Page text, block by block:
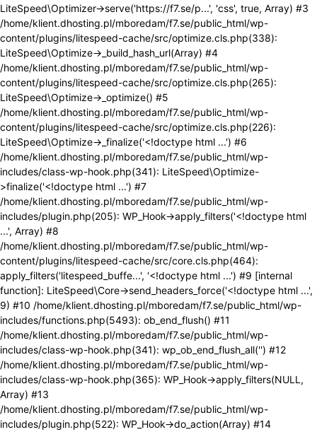
LiteSpeed\Optimizer->serve('https://f7.se/p...', 'css', true, Array) #3
/home/klient.dhosting.pl/mboredam/f7.se/public_html/wp-
content/plugins/litespeed-cache/src/optimize.cls.php(338):
LiteSpeed\Optimize->_build_hash_url(Array) #4
/home/klient.dhosting.pl/mboredam/f7.se/public_html/wp-
content/plugins/litespeed-cache/src/optimize.cls.php(265):
LiteSpeed\Optimize->_optimize() #5
/home/klient.dhosting.pl/mboredam/f7.se/public_html/wp-
content/plugins/litespeed-cache/src/optimize.cls.php(226):
LiteSpeed\Optimize->_finalize('<!doctype html ...') #6
/home/klient.dhosting.pl/mboredam/f7.se/public_html/wp-
includes/class-wp-hook.php(341): LiteSpeed\Optimize-
>finalize('<!doctype html ...') #7
/home/klient.dhosting.pl/mboredam/f7.se/public_html/wp-
includes/plugin.php(205): WP_Hook->apply_filters('<!doctype html
...', Array) #8
/home/klient.dhosting.pl/mboredam/f7.se/public_html/wp-
content/plugins/litespeed-cache/src/core.cls.php(464):
apply_filters('litespeed_buffe...', '<!doctype html ...') #9 [internal
function]: LiteSpeed\Core->send_headers_force('<!doctype html ...',
9) #10 /home/klient.dhosting.pl/mboredam/f7.se/public_html/wp-
includes/functions.php(5493): ob_end_flush() #11
/home/klient.dhosting.pl/mboredam/f7.se/public_html/wp-
includes/class-wp-hook.php(341): wp_ob_end_flush_all('') #12
/home/klient.dhosting.pl/mboredam/f7.se/public_html/wp-
includes/class-wp-hook.php(365): WP_Hook->apply_filters(NULL,
Array) #13
/home/klient.dhosting.pl/mboredam/f7.se/public_html/wp-
includes/plugin.php(522): WP_Hook->do_action(Array) #14